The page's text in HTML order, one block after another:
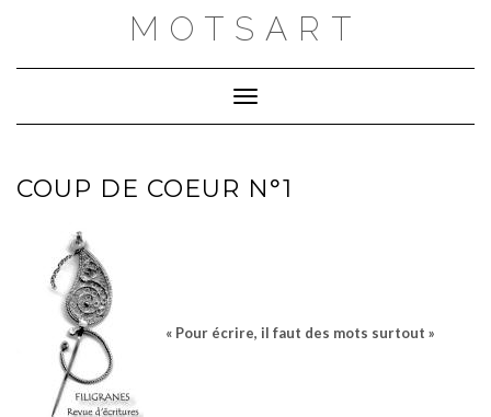
MOTSART
Toggle Navigation
COUP DE COEUR N°1
« Pour écrire, il faut des mots surtout »